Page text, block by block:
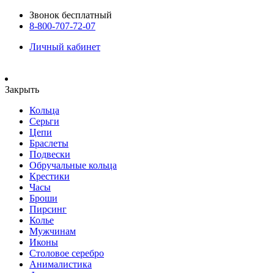
Звонок бесплатный
8-800-707-72-07
Личный кабинет
Закрыть
Кольца
Серьги
Цепи
Браслеты
Подвески
Обручальные кольца
Крестики
Часы
Броши
Пирсинг
Колье
Мужчинам
Иконы
Столовое серебро
Анималистика